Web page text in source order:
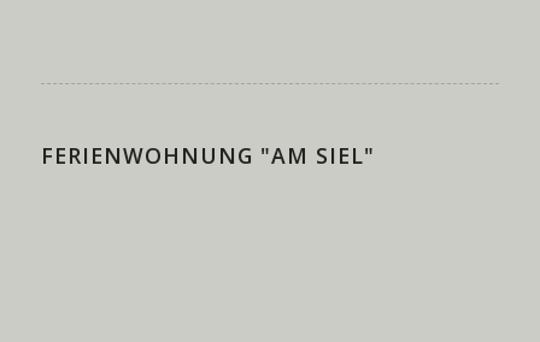
FERIENWOHNUNG "AM SIEL"